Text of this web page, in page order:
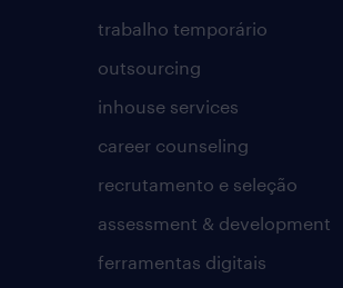
trabalho temporário
outsourcing
inhouse services
career counseling
recrutamento e seleção
assessment & development
ferramentas digitais